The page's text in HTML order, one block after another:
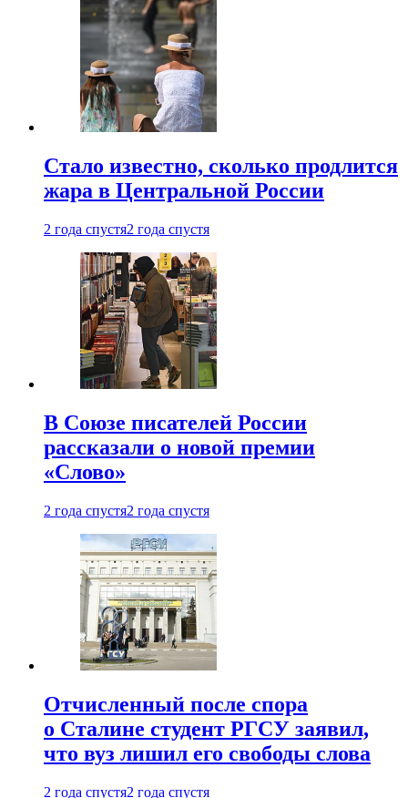
Стало известно, сколько продлится
жара в Центральной России
2 года спустя2 года спустя
В Союзе писателей России
рассказали о новой премии
«Слово»
2 года спустя2 года спустя
Отчисленный после спора
о Сталине студент РГСУ заявил,
что вуз лишил его свободы слова
2 года спустя2 года спустя